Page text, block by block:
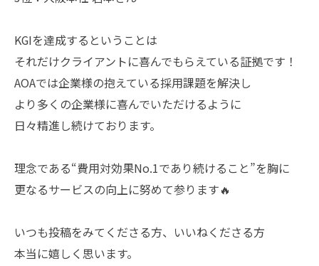
KGIを達成するということは
それだけクライアントに喜んでもらえている証拠です！
AOAでは企業様の抱えている採用課題を解決し
より多くの企業様に喜んでいただけるように
日々精進し続けております。
理念である“費用対効果No.1であり続けること”を胸に
更なるサービスの向上に努めて参ります🔥
いつも投稿をみてくださる方、いいねくださる方
本当に嬉しく思います。